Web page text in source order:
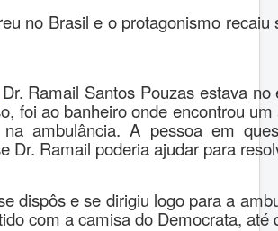
no Brasil e o protagonismo
Ramail Santos Pouzas estava
foi ao banheiro onde encontrou
ambulância. A pessoa em
Dr. Ramail poderia ajudar para
dispôs e se dirigiu logo para a
com a camisa do Democrata, até